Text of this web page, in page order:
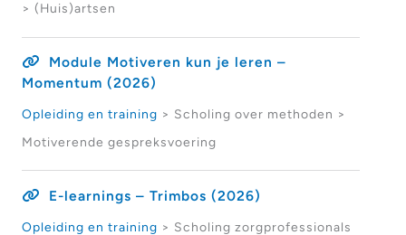
> (Huis)artsen
Module Motiveren kun je leren –
Momentum (2026)
Opleiding en training > Scholing over methoden >
Motiverende gespreksvoering
E-learnings – Trimbos (2026)
Opleiding en training > Scholing zorgprofessionals